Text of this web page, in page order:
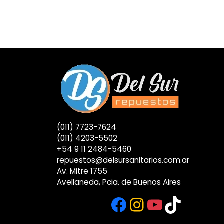
(011) 7723-7624
(011) 4203-5502
+54 9 11 2484-5460
repuestos@delsursanitarios.com.ar
Av. Mitre 1755
Avellaneda, Pcia. de Buenos Aires
Facebook
Instagram
TikTok